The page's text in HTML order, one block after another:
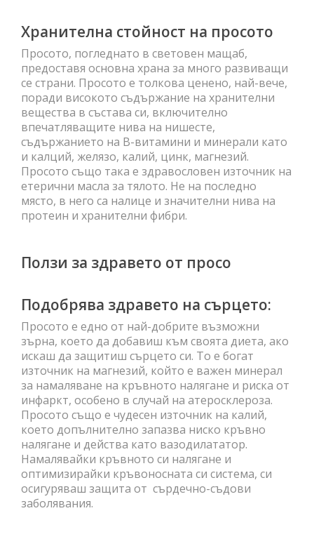
Хранителна стойност на просото
Просото, погледнато в световен мащаб,
предоставя основна храна за много развиващи
се страни. Просото е толкова ценено, най-вече,
поради високото съдържание на хранителни
вещества в състава си, включително
впечатляващите нива на нишесте,
съдържанието на В-витамини и минерали като
и калций, желязо, калий, цинк, магнезий.
Просото също така е здравословен източник на
етерични масла за тялото. Не на последно
място, в него са налице и значителни нива на
протеин и хранителни фибри.
Ползи за здравето от просо
Подобрява здравето на сърцето:
Просото е едно от най-добрите възможни
зърна, което да добавиш към своята диета, ако
искаш да защитиш сърцето си. То е богат
източник на магнезий, който е важен минерал
за намаляване на кръвното налягане и риска от
инфаркт, особено в случай на атеросклероза.
Просото също е чудесен източник на калий,
което допълнително запазва ниско кръвно
налягане и действа като вазодилататор.
Намалявайки кръвното си налягане и
оптимизирайки кръвоносната си система, си
осигуряваш защита от сърдечно-съдови
заболявания.